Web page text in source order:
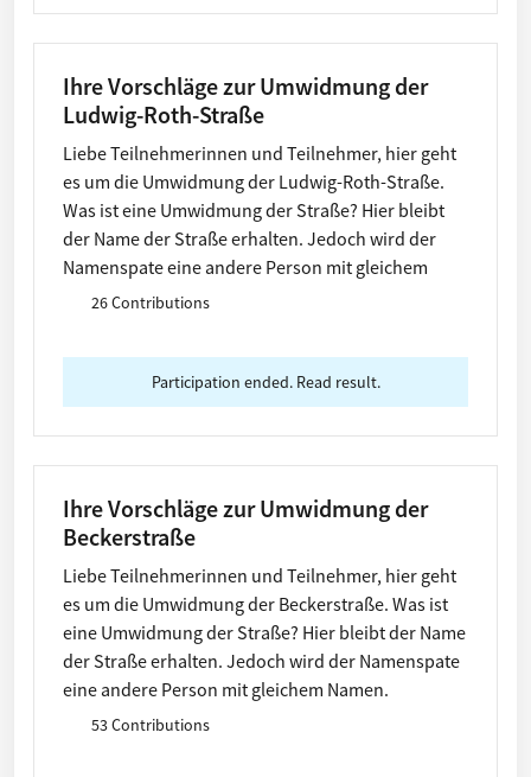
Ihre Vorschläge zur Umwidmung der
Ludwig-Roth-Straße
Liebe Teilnehmerinnen und Teilnehmer, hier geht
es um die Umwidmung der Ludwig-Roth-Straße.
Was ist eine Umwidmung der Straße? Hier bleibt
der Name der Straße erhalten. Jedoch wird der
Namenspate eine andere Person mit gleichem
Namen.
26 Contributions
Participation ended. Read result.
Ihre Vorschläge zur Umwidmung der
Beckerstraße
Liebe Teilnehmerinnen und Teilnehmer, hier geht
es um die Umwidmung der Beckerstraße. Was ist
eine Umwidmung der Straße? Hier bleibt der Name
der Straße erhalten. Jedoch wird der Namenspate
eine andere Person mit gleichem Namen.
53 Contributions